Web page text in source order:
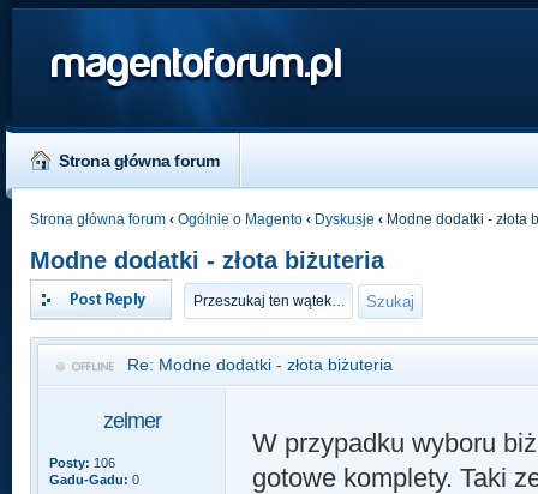
magentoforum.pl
Strona główna forum
Strona główna forum ‹ Ogólnie o Magento ‹ Dyskusje ‹ Modne dodatki - złota
Modne dodatki - złota biżuteria
Odpowiedz
Re: Modne dodatki - złota biżuteria
zelmer
Posty: 106
Gadu-Gadu: 0
W przypadku wyboru
gotowe komplety. Taki